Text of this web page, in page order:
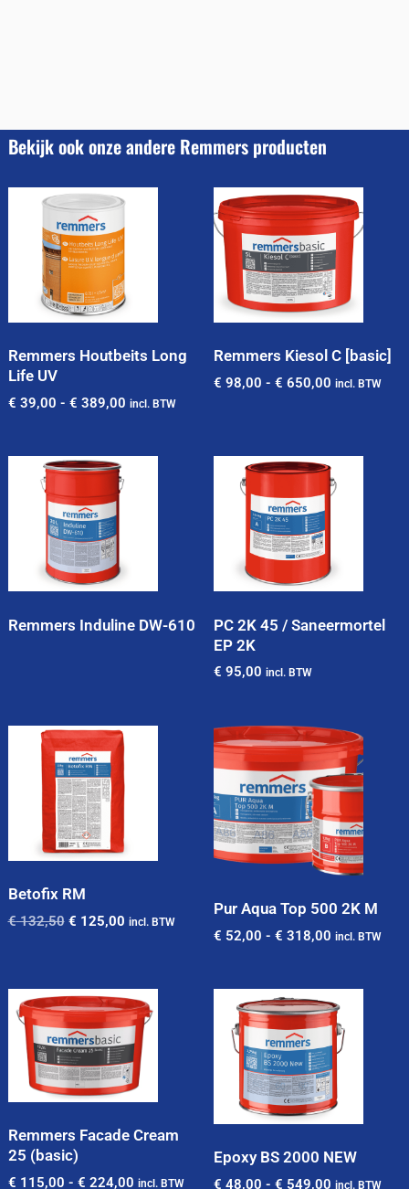
Bekijk ook onze andere Remmers producten
Remmers Houtbeits Long
Life UV
€ 39,00 - € 389,00 incl. BTW
Remmers Kiesol C [basic]
€ 98,00 - € 650,00 incl. BTW
Remmers Induline DW-610
PC 2K 45 / Saneermortel
EP 2K
€ 95,00 incl. BTW
Betofix RM
€132,50 € 125,00 incl. BTW
Pur Aqua Top 500 2K M
€ 52,00 - € 318,00 incl. BTW
Remmers Facade Cream
25 (basic)
€ 115,00 - € 224,00 incl. BTW
Epoxy BS 2000 NEW
€ 48,00 - € 549,00 incl. BTW